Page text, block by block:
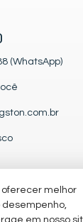
(WhatsApp)
melhor
desempenho,
em nosso